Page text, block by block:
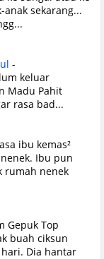
sekarang...
-
keluar
Madu Pahit
rasa bad...
ibu kemas²
Ibu pun
rumah nenek
Gepuk Top
buah ciksun
Dia hantar